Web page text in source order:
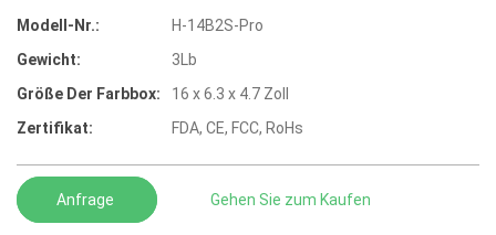
Modell-Nr.:
H-14B2S-Pro
Gewicht:
3Lb
Größe Der Farbbox:
16 x 6.3 x 4.7 Zoll
Zertifikat:
FDA, CE, FCC, RoHs
Anfrage Gehen Sie zum Kaufen